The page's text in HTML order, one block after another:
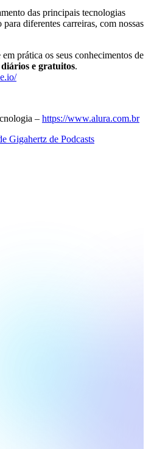
das principais tecnologias
diferentes carreiras, com nossas
prática os seus conhecimentos de
diários e gratuitos.
– https://www.alura.com.br
Gigahertz de Podcasts